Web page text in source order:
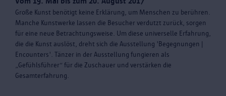
Große Kunst benötigt keine Erklärung, um Menschen zu berühren.
Manche Kunstwerke lassen die Besucher verdutzt zurück, sorgen
für eine neue Betrachtungsweise. Um diese universelle Erfahrung,
die die Kunst auslöst, dreht sich die Ausstellung 'Begegnungen |
Encounters'. Tänzer in der Ausstellung fungieren als
„Gefühlsführer“ für die Zuschauer und verstärken die
Gesamterfahrung.